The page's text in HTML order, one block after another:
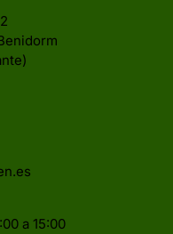
06 67
a 15:00